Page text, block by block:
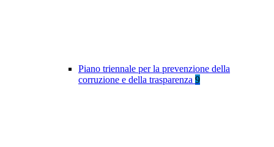
Piano triennale per la prevenzione della
corruzione e della trasparenza 9